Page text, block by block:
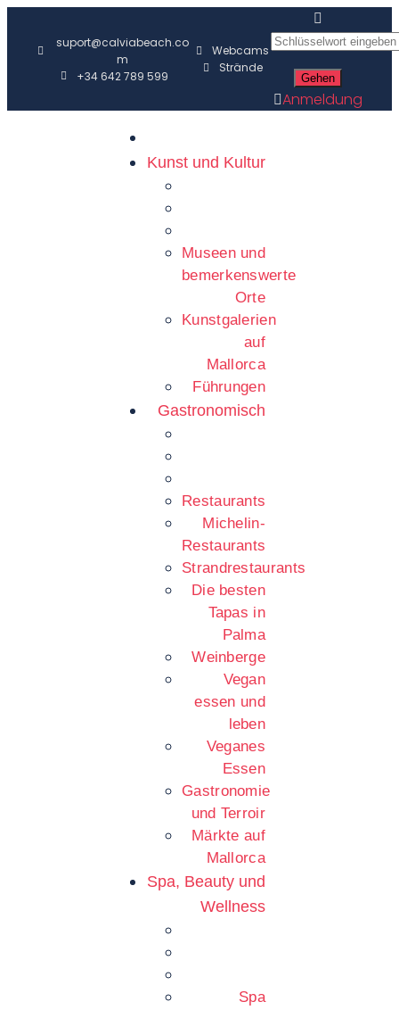
suport@calviabeach.co
m
+34 642 789 599
Webcams
Strände
Anmeldung
Kunst und Kultur
Museen und
bemerkenswerte
Orte
Kunstgalerien
auf
Mallorca
Führungen
Gastronomisch
Restaurants
Michelin-
Restaurants
Strandrestaurants
Die besten
Tapas in
Palma
Weinberge
Vegan
essen und
leben
Veganes
Essen
Gastronomie
und Terroir
Märkte auf
Mallorca
Spa, Beauty und
Wellness
Spa